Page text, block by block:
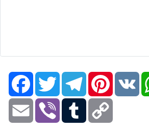
FacebookTwitter TelegramPinterestVK
Email Viber Tumblr